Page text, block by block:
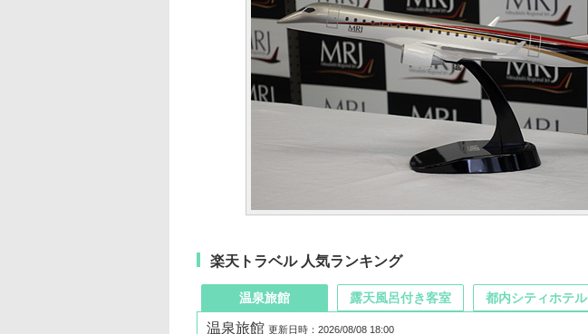
楽天トラベル 人気ランキング
温泉旅館
温泉旅館 更新日時：2026/08/08 18:00
露天風呂付き客室 都内シティホテル